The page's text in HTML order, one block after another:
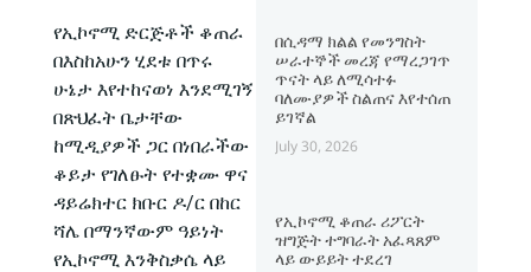
የኢኮኖሚ ድርጅቶች ቆጠራ
በእስከአሁን ሂደቱ በጥሩ
ሁኔታ እየተከናወነ እንደሚገኝ
በጽህፈት ቤታቸው
ከሚዲያዎች ጋር በነበራችው
ቆይታ የገለፁት የተቋሙ ዋና
ዳይሬክተር ክቡር ዶ/ር በከር
ሻሌ በማንኛውም ዓይነት
የኢኮኖሚ እንቅስቃሴ ላይ
በሲዳማ ክልል የመንግስት
ሠራተኞች መረጃ የማረጋገጥ
ጥናት ላይ ለሚሳተፉ
ባለሙያዎች ስልጠና እየተሰጠ
ይገኛል
July 30, 2026
የኢኮኖሚ ቆጠራ ሪፖርት
ዝግጅት ተግባራት አፈጻጸም
ላይ ውይይት ተደረገ